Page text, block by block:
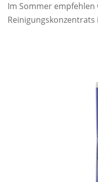
Im Sommer
Reinigungskonzentrats